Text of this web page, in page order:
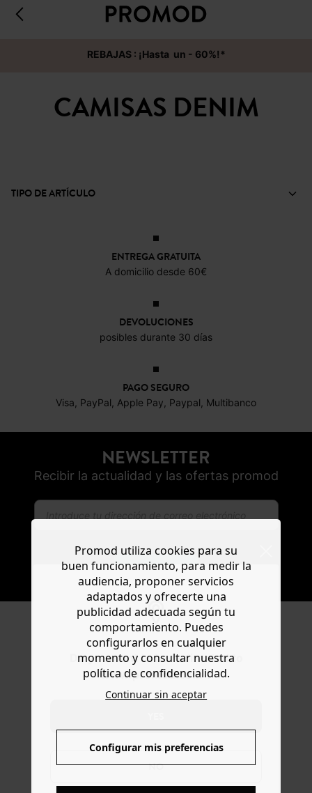
Do you want to be redirected to
www.promod.com ?
NO
REBAJAS : ¡Hasta un - 60%!*
CAMISAS DENIM
TIPO DE ARTÍCULO
ENTREGA GRATUITA
A domicilio desde 60€
DEVOLUCIONES
posibles durante 30 días
PAGO SEGURO
Visa, PayPal, Apple Pay, Paypal, Multibanco
NEWSLETTER
Recibir la actualidad y las ofertas promod
SUSCRIBIR
CONFIANZA ONLINE
SÍGUENOS
Promod utiliza cookies para su
buen funcionamiento, para medir la
audiencia, proponer servicios
adaptados y ofrecerte una
publicidad adecuada según tu
comportamiento. Puedes
configurarlos en cualquier
momento y consultar nuestra
política de confidencialidad.
Continuar sin aceptar
Configurar mis preferencias